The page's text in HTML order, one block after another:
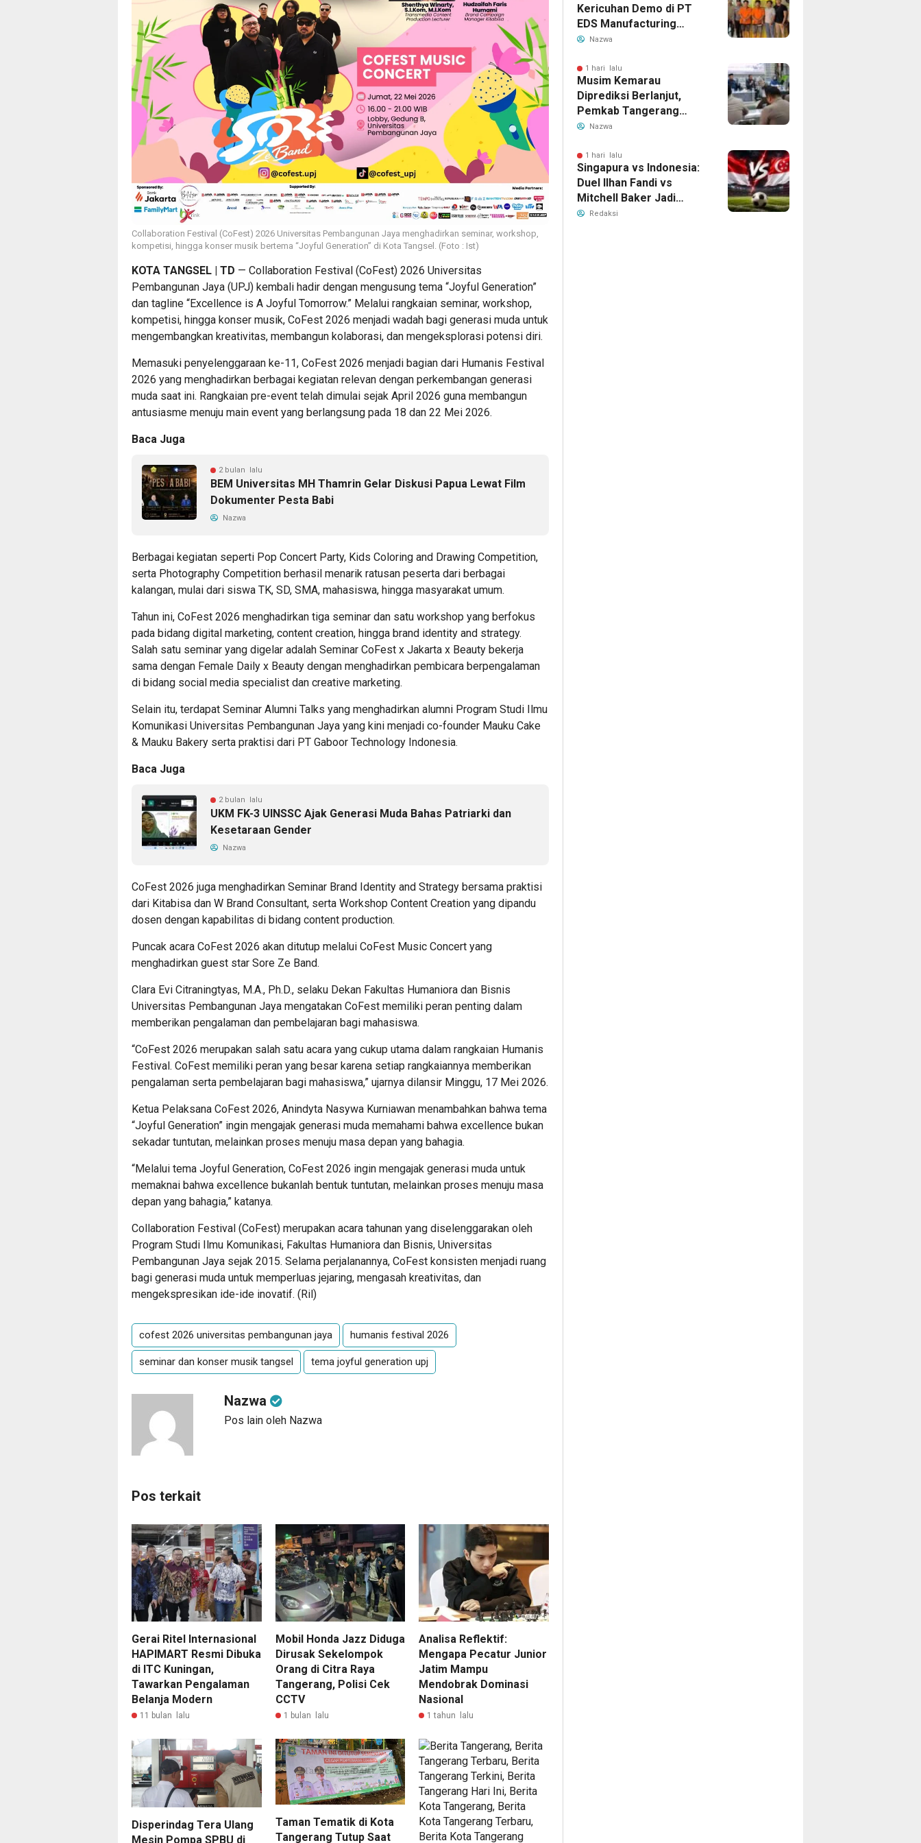
Collaboration Festival (CoFest) 2026 Universitas Pembangunan Jaya menghadirkan seminar, workshop,
kompetisi, hingga konser musik bertema “Joyful Generation” di Kota Tangsel. (Foto : Ist)
KOTA TANGSEL | TD — Collaboration Festival (CoFest) 2026 Universitas
Pembangunan Jaya (UPJ) kembali hadir dengan mengusung tema “Joyful Generation”
dan tagline “Excellence is A Joyful Tomorrow.” Melalui rangkaian seminar, workshop,
kompetisi, hingga konser musik, CoFest 2026 menjadi wadah bagi generasi muda untuk
mengembangkan kreativitas, membangun kolaborasi, dan mengeksplorasi potensi diri.
Memasuki penyelenggaraan ke-11, CoFest 2026 menjadi bagian dari Humanis Festival
2026 yang menghadirkan berbagai kegiatan relevan dengan perkembangan generasi
muda saat ini. Rangkaian pre-event telah dimulai sejak April 2026 guna membangun
antusiasme menuju main event yang berlangsung pada 18 dan 22 Mei 2026.
Baca Juga
2 bulan lalu
BEM Universitas MH Thamrin Gelar Diskusi Papua Lewat Film
Dokumenter Pesta Babi
Nazwa
Berbagai kegiatan seperti Pop Concert Party, Kids Coloring and Drawing Competition,
serta Photography Competition berhasil menarik ratusan peserta dari berbagai
kalangan, mulai dari siswa TK, SD, SMA, mahasiswa, hingga masyarakat umum.
Tahun ini, CoFest 2026 menghadirkan tiga seminar dan satu workshop yang berfokus
pada bidang digital marketing, content creation, hingga brand identity and strategy.
Salah satu seminar yang digelar adalah Seminar CoFest x Jakarta x Beauty bekerja
sama dengan Female Daily x Beauty dengan menghadirkan pembicara berpengalaman
di bidang social media specialist dan creative marketing.
Selain itu, terdapat Seminar Alumni Talks yang menghadirkan alumni Program Studi Ilmu
Komunikasi Universitas Pembangunan Jaya yang kini menjadi co-founder Mauku Cake
& Mauku Bakery serta praktisi dari PT Gaboor Technology Indonesia.
Baca Juga
2 bulan lalu
UKM FK-3 UINSSC Ajak Generasi Muda Bahas Patriarki dan
Kesetaraan Gender
Nazwa
CoFest 2026 juga menghadirkan Seminar Brand Identity and Strategy bersama praktisi
dari Kitabisa dan W Brand Consultant, serta Workshop Content Creation yang dipandu
dosen dengan kapabilitas di bidang content production.
Puncak acara CoFest 2026 akan ditutup melalui CoFest Music Concert yang
menghadirkan guest star Sore Ze Band.
Clara Evi Citraningtyas, M.A., Ph.D., selaku Dekan Fakultas Humaniora dan Bisnis
Universitas Pembangunan Jaya mengatakan CoFest memiliki peran penting dalam
memberikan pengalaman dan pembelajaran bagi mahasiswa.
“CoFest 2026 merupakan salah satu acara yang cukup utama dalam rangkaian Humanis
Festival. CoFest memiliki peran yang besar karena setiap rangkaiannya memberikan
pengalaman serta pembelajaran bagi mahasiswa,” ujarnya dilansir Minggu, 17 Mei 2026.
Ketua Pelaksana CoFest 2026, Anindyta Nasywa Kurniawan menambahkan bahwa tema
“Joyful Generation” ingin mengajak generasi muda memahami bahwa excellence bukan
sekadar tuntutan, melainkan proses menuju masa depan yang bahagia.
“Melalui tema Joyful Generation, CoFest 2026 ingin mengajak generasi muda untuk
memaknai bahwa excellence bukanlah bentuk tuntutan, melainkan proses menuju masa
depan yang bahagia,” katanya.
Collaboration Festival (CoFest) merupakan acara tahunan yang diselenggarakan oleh
Program Studi Ilmu Komunikasi, Fakultas Humaniora dan Bisnis, Universitas
Pembangunan Jaya sejak 2015. Selama perjalanannya, CoFest konsisten menjadi ruang
bagi generasi muda untuk memperluas jejaring, mengasah kreativitas, dan
mengekspresikan ide-ide inovatif. (Ril)
cofest 2026 universitas pembangunan jaya humanis festival 2026
seminar dan konser musik tangsel tema joyful generation upj
Nazwa
Pos lain oleh Nazwa
Pos terkait
Gerai Ritel Internasional
HAPIMART Resmi Dibuka
di ITC Kuningan,
Tawarkan Pengalaman
Belanja Modern
11 bulan lalu
Mobil Honda Jazz Diduga
Dirusak Sekelompok
Orang di Citra Raya
Tangerang, Polisi Cek
CCTV
1 bulan lalu
Analisa Reflektif:
Mengapa Pecatur Junior
Jatim Mampu
Mendobrak Dominasi
Nasional
1 tahun lalu
Disperindag Tera Ulang
Mesin Pompa SPBU di
Taman Tematik di Kota
Tangerang Tutup Saat
Kericuhan Demo di PT
EDS Manufacturing
Indonesia Ditahan, Polda
Perebutan Pengelolaan
Limbah
Nazwa
1 hari lalu
Musim Kemarau
Diprediksi Berlanjut,
Pemkab Tangerang
Siapkan Langkah
Bersih
Nazwa
1 hari lalu
Singapura vs Indonesia:
Duel Ilhan Fandi vs
Mitchell Baker Jadi
Sorotan di Piala AFF
Redaksi